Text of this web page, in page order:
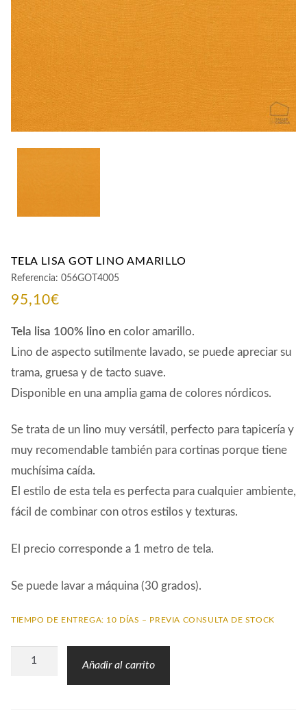
CONTACTO
TELA LISA GOT LINO AMARILLO
Referencia: 056GOT4005
95,10€
Tela lisa 100% lino en color amarillo.
Lino de aspecto sutilmente lavado, se puede apreciar su
trama, gruesa y de tacto suave.
Disponible en una amplia gama de colores nórdicos.
Se trata de un lino muy versátil, perfecto para tapicería y
muy recomendable también para cortinas porque tiene
muchísima caída.
El estilo de esta tela es perfecta para cualquier ambiente,
fácil de combinar con otros estilos y texturas.
El precio corresponde a 1 metro de tela.
Se puede lavar a máquina (30 grados).
TIEMPO DE ENTREGA: 10 DÍAS – PREVIA CONSULTA DE STOCK
Añadir al carrito